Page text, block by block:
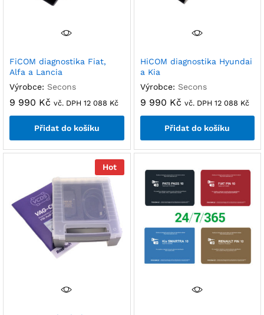
FiCOM diagnostika Fiat,
Alfa a Lancia
Výrobce: Secons
9 990 Kč vč. DPH 12 088 Kč
Přidat do košíku
HiCOM diagnostika Hyundai
a Kia
Výrobce: Secons
9 990 Kč vč. DPH 12 088 Kč
Přidat do košíku
Hot